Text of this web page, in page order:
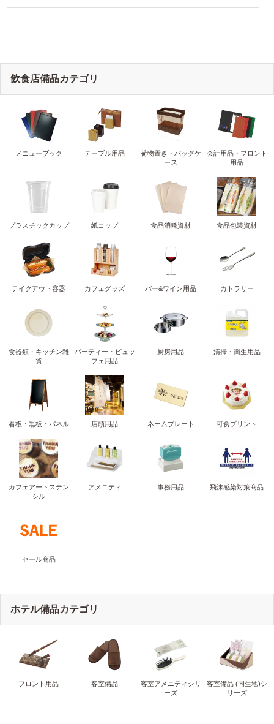
飲食店備品カテゴリ
メニューブック テーブル用品
荷物置き・バッグケ
ース
会計用品・フロント
用品
プラスチックカップ 紙コップ 食品消耗資材 食品包装資材
テイクアウト容器 カフェグッズ バー&ワイン用品 カトラリー
食器類・キッチン雑
貨
パーティー・ビュッ
フェ用品
厨房用品 清掃・衛生用品
看板・黒板・パネル 店頭用品 ネームプレート 可食プリント
カフェアートステン
シル
アメニティ 事務用品 飛沫感染対策商品
セール商品
ホテル備品カテゴリ
フロント用品 客室備品
客室アメニティシリ
ーズ
客室備品 (同生地)シ
リーズ